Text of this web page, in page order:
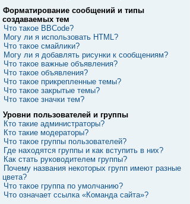
Форматирование сообщений и типы
создаваемых тем
Что такое BBCode?
Могу ли я использовать HTML?
Что такое смайлики?
Могу ли я добавлять рисунки к сообщениям?
Что такое важные объявления?
Что такое объявления?
Что такое прикрепленные темы?
Что такое закрытые темы?
Что такое значки тем?
Уровни пользователей и группы
Кто такие администраторы?
Кто такие модераторы?
Что такое группы пользователей?
Где находятся группы и как вступить в них?
Как стать руководителем группы?
Почему названия некоторых групп имеют разные
цвета?
Что такое группа по умолчанию?
Что означает ссылка «Команда сайта»?